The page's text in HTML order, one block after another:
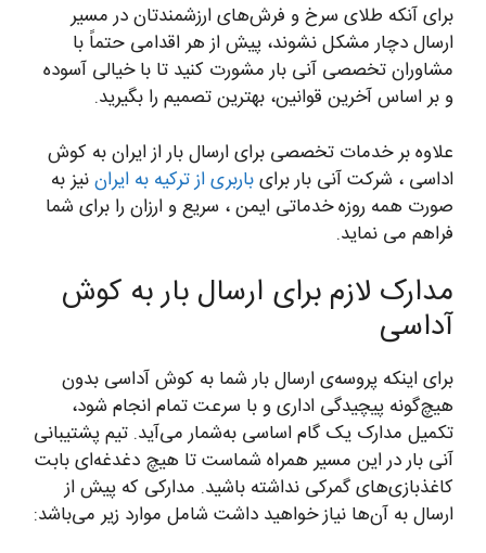
برای آنکه طلای سرخ و فرش‌های ارزشمندتان در مسیر
ارسال دچار مشکل نشوند، پیش از هر اقدامی حتماً با
مشاوران تخصصی آنی بار مشورت کنید تا با خیالی آسوده
و بر اساس آخرین قوانین، بهترین تصمیم را بگیرید.
علاوه بر خدمات تخصصی برای ارسال بار از ایران به کوش
اداسی ، شرکت آنی بار برایباربری از ترکیه به ایراننیز به
صورت همه روزه خدماتی ایمن ، سریع و ارزان را برای شما
فراهم می نماید.
مدارک لازم برای ارسال بار به کوش
آداسی
برای اینکه پروسه‌ی ارسال بار شما به کوش آداسی بدون
هیچ‌گونه پیچیدگی اداری و با سرعت تمام انجام شود،
تکمیل مدارک یک گام اساسی به‌شمار می‌آید. تیم پشتیبانی
آنی بار در این مسیر همراه شماست تا هیچ دغدغه‌ای بابت
کاغذبازی‌های گمرکی نداشته باشید. مدارکی که پیش از
ارسال به آن‌ها نیاز خواهید داشت شامل موارد زیر می‌باشد: